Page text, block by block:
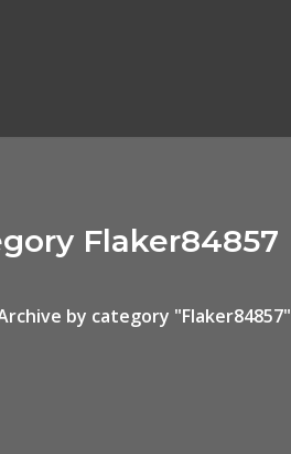
Flaker84857
by category "Flaker84857"